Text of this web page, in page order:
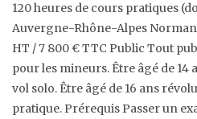
120 heures de cours pratiques
Auvergne-Rhône-Alpes
HT / 7 800 € TTC Public Tout
pour les mineurs. Être âgé de
vol solo. Être âgé de 16 ans
pratique. Prérequis Passer un